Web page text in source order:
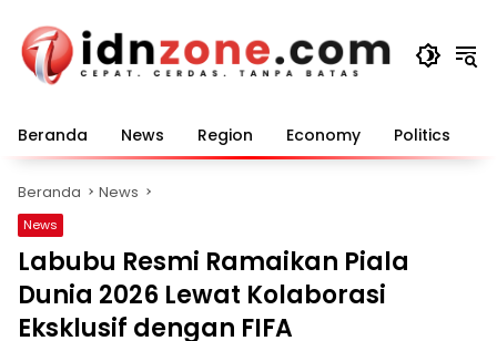
konten
Beranda News Region Economy Politics
Beranda News
News
Labubu Resmi Ramaikan Piala
Dunia 2026 Lewat Kolaborasi
Eksklusif dengan FIFA